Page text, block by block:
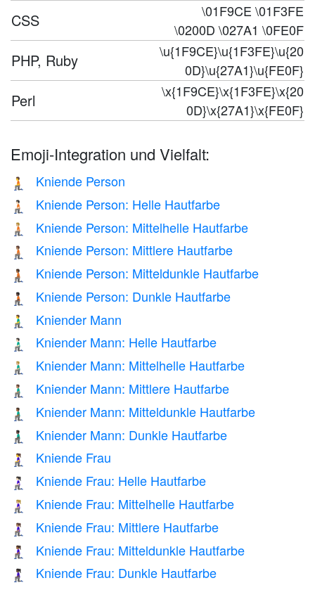
CSS
\01F9CE \01F3FE
\0200D \027A1 \0FE0F
PHP, Ruby
\u{1F9CE}\u{1F3FE}\u{20
0D}\u{27A1}\u{FE0F}
Perl
\x{1F9CE}\x{1F3FE}\x{20
0D}\x{27A1}\x{FE0F}
Emoji-Integration und Vielfalt:
🧎 Kniende Person
🧎🏻 Kniende Person: Helle Hautfarbe
🧎🏼 Kniende Person: Mittelhelle Hautfarbe
🧎🏽 Kniende Person: Mittlere Hautfarbe
🧎🏾 Kniende Person: Mitteldunkle Hautfarbe
🧎🏿 Kniende Person: Dunkle Hautfarbe
🧎‍♂️ Kniender Mann
🧎🏻‍♂️ Kniender Mann: Helle Hautfarbe
🧎🏼‍♂️ Kniender Mann: Mittelhelle Hautfarbe
🧎🏽‍♂️ Kniender Mann: Mittlere Hautfarbe
🧎🏾‍♂️ Kniender Mann: Mitteldunkle Hautfarbe
🧎🏿‍♂️ Kniender Mann: Dunkle Hautfarbe
🧎‍♀️ Kniende Frau
🧎🏻‍♀️ Kniende Frau: Helle Hautfarbe
🧎🏼‍♀️ Kniende Frau: Mittelhelle Hautfarbe
🧎🏽‍♀️ Kniende Frau: Mittlere Hautfarbe
🧎🏾‍♀️ Kniende Frau: Mitteldunkle Hautfarbe
🧎🏿‍♀️
Kniende Frau: Dunkle Hautfarbe